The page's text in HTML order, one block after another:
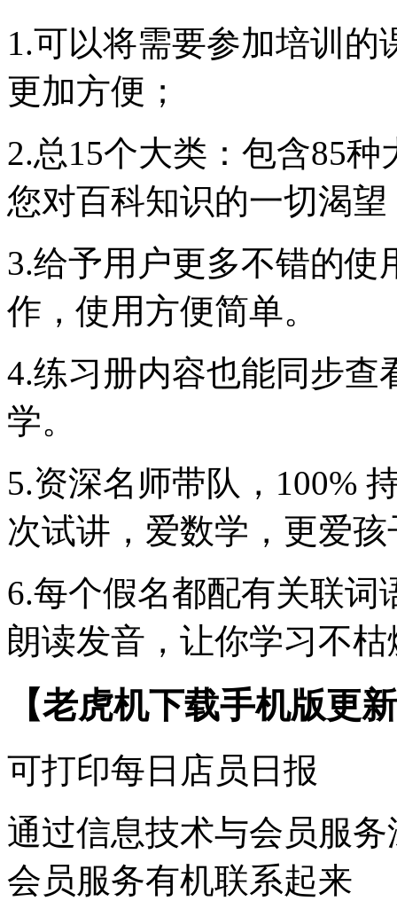
1.可以将需要参加培训
更加方便；
2.总15个大类：包含85
您对百科知识的一切渴望
3.给予用户更多不错的使
作，使用方便简单。
4.练习册内容也能同步查
学。
5.资深名师带队，100%
次试讲，爱数学，更爱孩
6.每个假名都配有关联
朗读发音，让你学习不枯
【老虎机下载手机版更
可打印每日店员日报
通过信息技术与会员服
会员服务有机联系起来